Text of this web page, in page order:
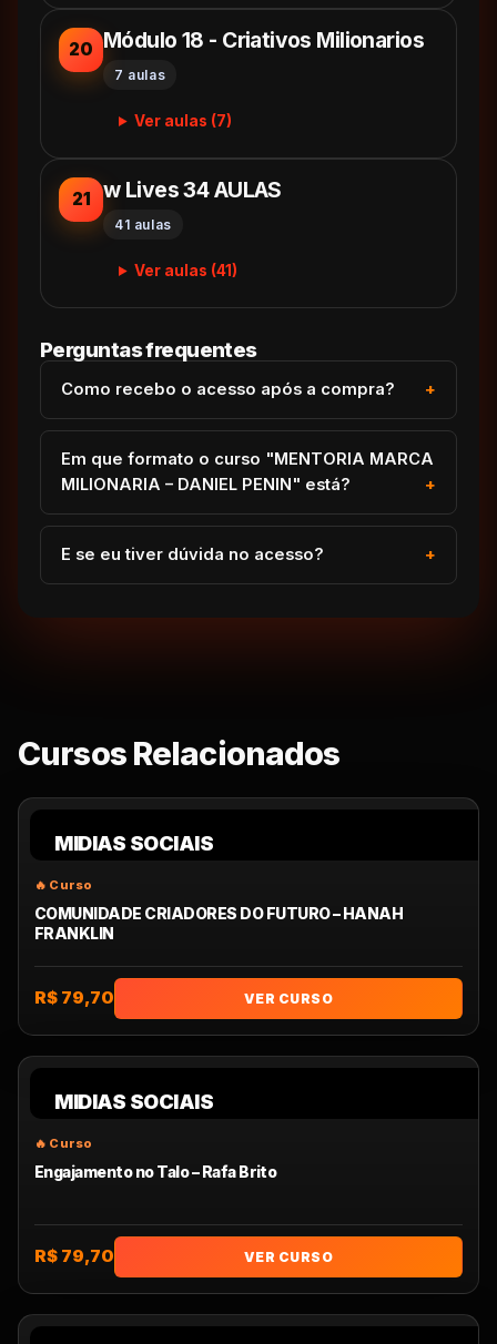
20 Módulo 18 - Criativos Milionarios
7 aulas
Ver aulas (7)
21 w Lives 34 AULAS
41 aulas
Ver aulas (41)
Perguntas frequentes
Como recebo o acesso após a compra?
Em que formato o curso "MENTORIA MARCA
MILIONARIA – DANIEL PENIN" está?
E se eu tiver dúvida no acesso?
Cursos Relacionados
MIDIAS SOCIAIS
COMUNIDADE CRIADORES DO FUTURO – HANAH
FRANKLIN
R$ 79,70 VER CURSO
MIDIAS SOCIAIS
Engajamento no Talo – Rafa Brito
R$ 79,70 VER CURSO